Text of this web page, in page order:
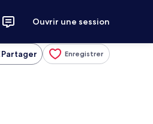
Ouvrir une session
Partager Enregistrer